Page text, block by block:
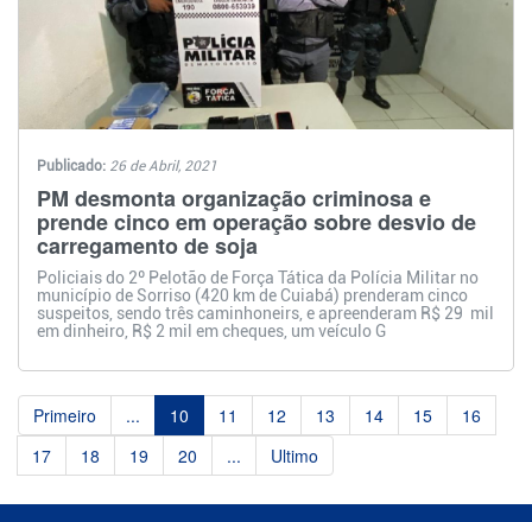
Publicado: 26 de Abril, 2021
PM desmonta organização criminosa e
prende cinco em operação sobre desvio de
carregamento de soja
Policiais do 2º Pelotão de Força Tática da Polícia Militar no
município de Sorriso (420 km de Cuiabá) prenderam cinco
suspeitos, sendo três caminhoneirs, e apreenderam R$ 29 mil
em dinheiro, R$ 2 mil em cheques, um veículo G
Primeiro ... 10 11 12 13 14 15
16
17
18 19 20 ... Ultimo